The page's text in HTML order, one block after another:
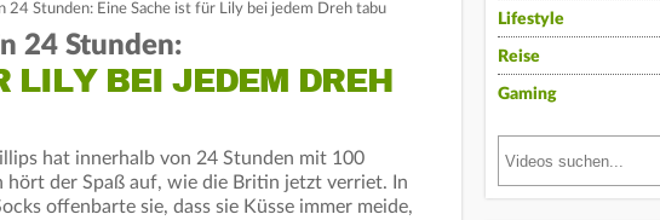
24 Stunden: Eine Sache ist für Lily bei jedem Dreh tabu
24 Stunden:
LILY BEI JEDEM DREH
hat innerhalb von 24 Stunden mit 100
hört der Spaß auf, wie die Britin jetzt verriet. In
offenbarte sie, dass sie Küsse immer meide,
Lifestyle
Reise
Gaming